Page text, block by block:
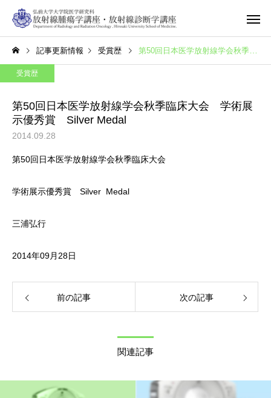
記事更新情報 受賞歴 第50回日本医学放射線学会秋季臨床大会 学術展示優秀賞 Silver Medal
受賞歴
第50回日本医学放射線学会秋季臨床大会 学術展
示優秀賞 Silver Medal
2014.09.28
第50回日本医学放射線学会秋季臨床大会
学術展示優秀賞 Silver Medal
三浦弘行
2014年09月28日
前の記事 次の記事
関連記事